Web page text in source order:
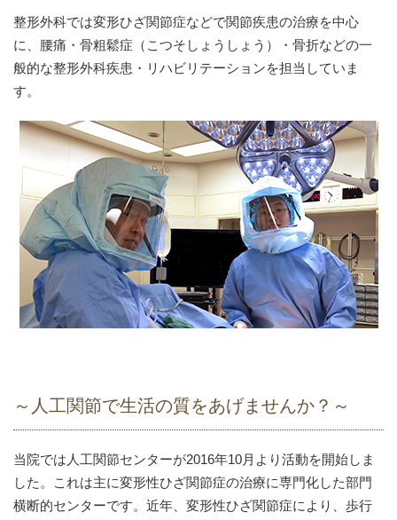
整形外科では変形ひざ関節症などで関節疾患の治療を中心
に、腰痛・骨粗鬆症（こつそしょうしょう）・骨折などの一
般的な整形外科疾患・リハビリテーションを担当していま
す。
～人工関節で生活の質をあげませんか？～
当院では人工関節センターが2016年10月より活動を開始しま
した。これは主に変形性ひざ関節症の治療に専門化した部門
横断的センターです。近年、変形性ひざ関節症により、歩行